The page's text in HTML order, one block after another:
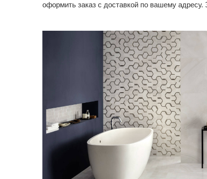
оформить заказ с доставкой по вашему